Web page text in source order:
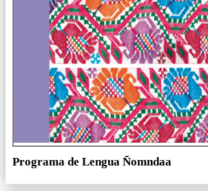
Programa de Lengua Ñomndaa